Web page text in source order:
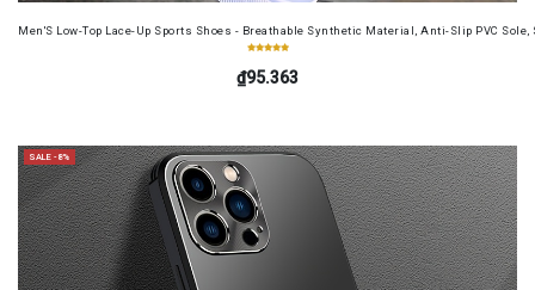
Men'S Low-Top Lace-Up Sports Shoes - Breathable Synthetic Material, Anti-Slip PVC
₫95.363
SALE -8%